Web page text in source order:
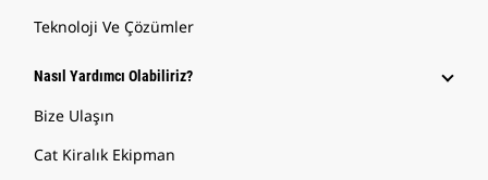
Teknoloji Ve Çözümler
Nasıl Yardımcı Olabiliriz?
Bize Ulaşın
Cat Kiralık Ekipman